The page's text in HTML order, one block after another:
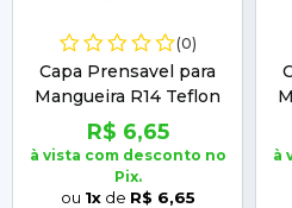
(0)
Capa Prensavel para
Mangueira R14 Teflon
Medida: 1/2"
R$ 6,65
à vista com desconto no
Pix.
ou 1xde R$ 6,65
à